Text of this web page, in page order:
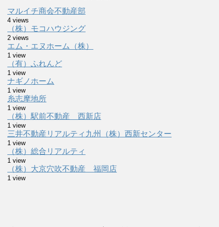
マルイチ商会不動産部
4 views
（株）モコハウジング
2 views
エム・エヌホーム（株）
1 view
（有）ふれんど
1 view
ナギノホーム
1 view
糸志摩地所
1 view
（株）駅前不動産 西新店
1 view
三井不動産リアルティ九州（株）西新センター
1 view
（株）総合リアルティ
1 view
（株）大京穴吹不動産 福岡店
1 view